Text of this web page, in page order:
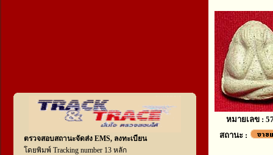
ตรวจสอบสถานะจัดส่ง EMS, ลงทะเบียน
โดยพิมพ์ Tracking number 13 หลัก
หมายเลข :
สถานะ :